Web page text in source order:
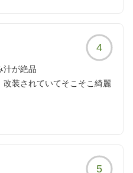
4
汁が絶品
装されていてそこそこ綺麗
り廊下を歩いて行くのが少
特産のしじみ汁が二日酔いに
5